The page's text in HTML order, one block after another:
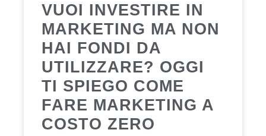
VUOI INVESTIRE IN
MARKETING MA NON
HAI FONDI DA
UTILIZZARE? OGGI
TI SPIEGO COME
FARE MARKETING A
COSTO ZERO